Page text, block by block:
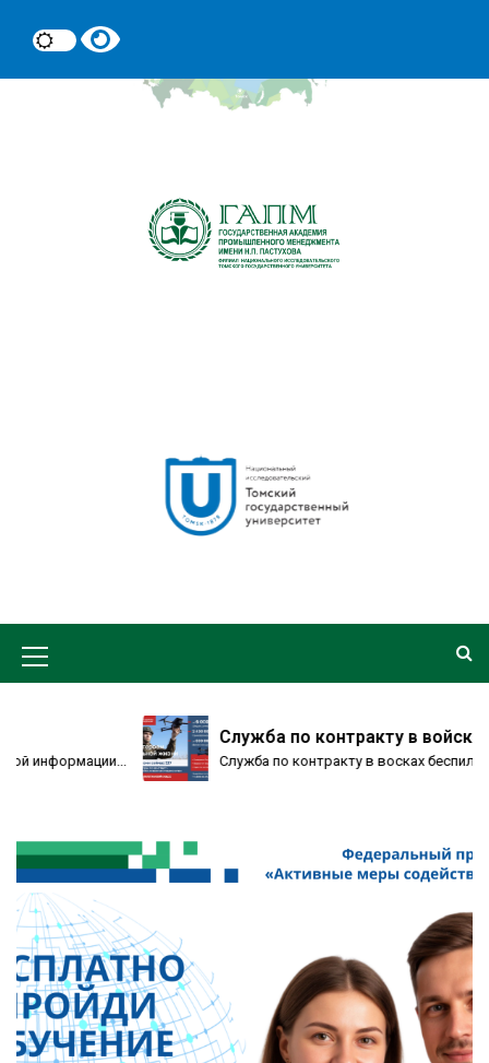
Служба по контракту в войсках
Служба по контракту в восках беспилотных систем